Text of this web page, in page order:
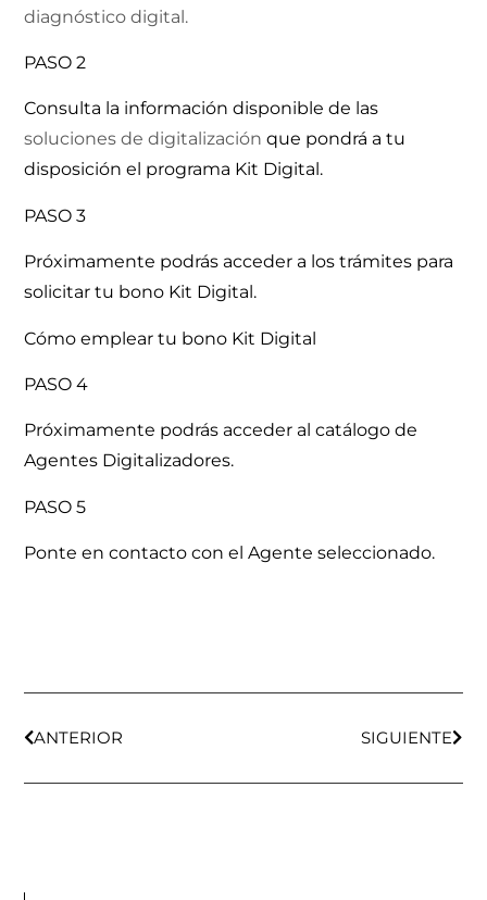
diagnóstico digital.
PASO 2
Consulta la información disponible de las
soluciones de digitalización que pondrá a tu
disposición el programa Kit Digital.
PASO 3
Próximamente podrás acceder a los trámites para
solicitar tu bono Kit Digital.
Cómo emplear tu bono Kit Digital
PASO 4
Próximamente podrás acceder al catálogo de
Agentes Digitalizadores.
PASO 5
Ponte en contacto con el Agente seleccionado.
ANTERIOR SIGUIENTE